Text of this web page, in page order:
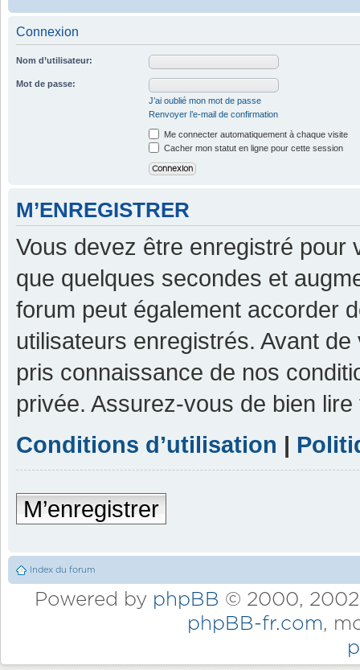
Connexion
Nom d’utilisateur:
Mot de passe:
J’ai oublié mon mot de passe
Renvoyer l’e-mail de confirmation
Me connecter automatiquement à chaque visite
Cacher mon statut en ligne pour cette session
M’ENREGISTRER
Vous devez être enregistré pour
que quelques secondes et
forum peut également accorder
utilisateurs enregistrés. Avant
pris connaissance de nos
privée. Assurez-vous de bien
Conditions d’utilisation |
M’enregistrer
Index du forum
Powered by phpBB © 2000,
phpBB-fr.com,